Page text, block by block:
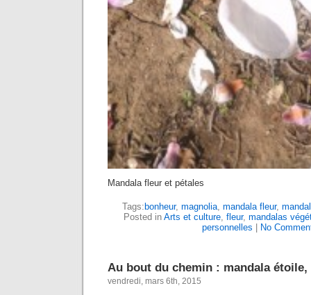
Mandala fleur et pétales
Tags:bonheur, magnolia, mandala fleur,
Posted in Arts et culture fleur, mandalas
personnelles | No
Au bout du chemin : mandala
vendredi, mars 6th, 2015